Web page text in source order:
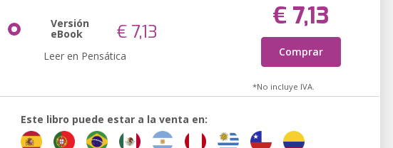
Versión
eBook € 7,13
Leer en Pensática
€ 7,13
Comprar
*No incluye IVA.
Este libro puede estar a la venta en: